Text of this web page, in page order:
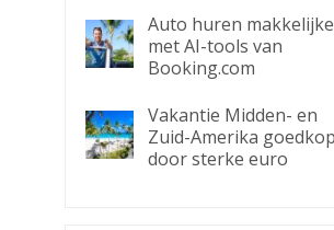
Auto huren
met AI-tools van
Booking.com
Vakantie Midden- en
Zuid-Amerika
door sterke euro